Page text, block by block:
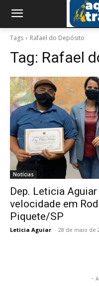
Tags Rafael do Depósito
Tag: Rafael
Notícias
Dep. Leticia
velocidade em
Piquete/SP
Leticia Aguiar - 28 de maio de
-